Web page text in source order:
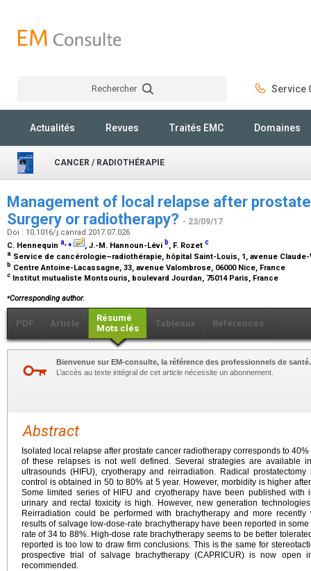
Rechercher Service
Actualités Revues Traités EMC Domaines
CANCER / RADIOTHÉRAPIE
Management of local relapse after
Surgery or radiotherapy? - 23/09/17
Doi : 10.1016/j.canrad.2017.07.026
C. Hennequin a,⁎ , J.-M. Hannoun-Lévi b, F. Rozet c
a Service de cancérologie–radiothérapie, hôpital Saint-Louis, 1, avenue
b Centre Antoine-Lacassagne, 33, avenue Valombrose, 06000 Nice, France
c Institut mutualiste Montsouris, boulevard Jourdan, 75014 Paris, France
⁎Corresponding author.
PDF Article
Résumé
Mots clés
Tableaux Références
Bienvenue sur EM-consulte, la référence des professionnels de santé.
L’accès au texte intégral de cet article nécessite un abonnement.
Abstract
Isolated local relapse after prostate cancer radiotherapy corresponds to
of these relapses is not well defined. Several strategies are available
ultrasounds (HIFU), cryotherapy and reirradiation. Radical
control is obtained in 50 to 80% at 5 year. However, morbidity is higher
Some limited series of HIFU and cryotherapy have been published with
urinary and rectal toxicity is high. However, new generation
Reirradiation could be performed with brachytherapy and more recently
results of salvage low-dose-rate brachytherapy have been reported in
rate of 34 to 88%. High-dose rate brachytherapy seems to be better
reported is too low to draw firm conclusions. This is the same for
prospective trial of salvage brachytherapy (CAPRICUR) is now
recommended.